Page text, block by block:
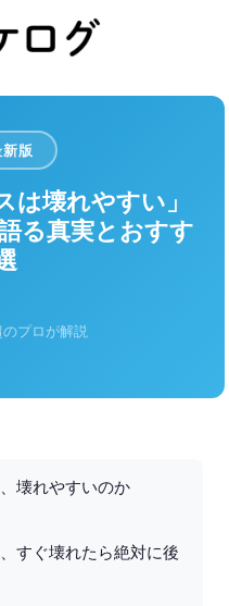
版
は壊れやすい」
る真実とおすす
プロが解説
壊れやすいのか
すぐ壊れたら絶対に後